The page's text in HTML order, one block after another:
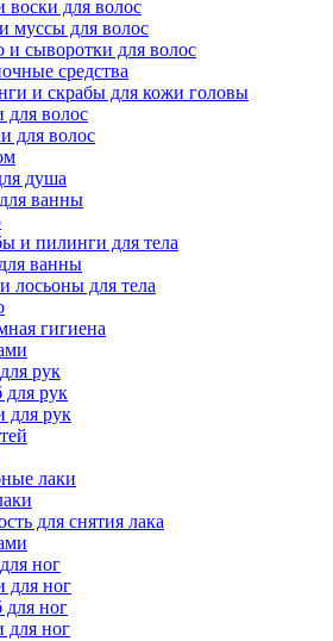
воски для волос
муссы для волос
и сыворотки для волос
средства
и скрабы для кожи головы
для волос
для волос
душа
ванны
и пилинги для тела
ванны
лосьоны для тела
гигиена
рук
для рук
для рук
лаки
для снятия лака
ног
для ног
для ног
для ног